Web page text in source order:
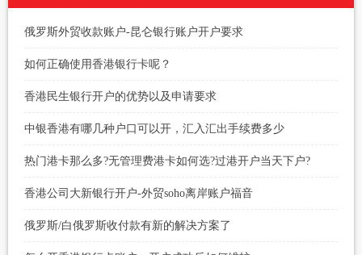
俄罗斯外贸收款账户-昆仑银行账户开户要求
如何正确使用香港银行卡呢？
香港民生银行开户的优势以及申请要求
中银香港有哪几种户口可以开，汇入汇出手续费多少
热门港卡那么多?无管理费港卡如何选?过港开户当天下户?
香港公司大新银行开户-外贸soho离岸账户福音
俄罗斯/白俄罗斯收付款有新的解决方案了